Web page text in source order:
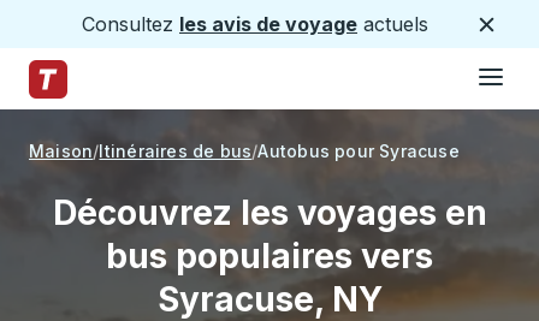
Consultez les avis de voyage actuels
Page d'accueil des sentiers
Maison Itinéraires de bus Autobus pour Syracuse
Découvrez les voyages en
bus populaires vers
Syracuse, NY